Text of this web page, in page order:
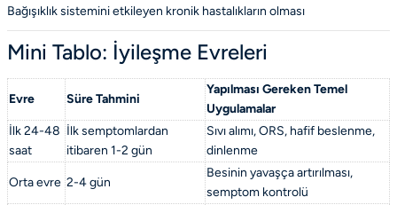
Bağışıklık sistemini etkileyen kronik hastalıkların olması
Mini Tablo: İyileşme Evreleri
Evre Süre Tahmini
Yapılması Gereken Temel
Uygulamalar
İlk 24-48
saat
İlk semptomlardan
itibaren 1-2 gün
Sıvı alımı, ORS, hafif beslenme,
dinlenme
Orta evre 2-4 gün
Besinin yavaşça artırılması,
semptom kontrolü